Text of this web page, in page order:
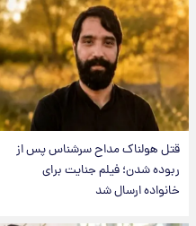
قتل هولناک مداح سرشناس پس از
ربوده شدن؛ فیلم جنایت برای
خانواده ارسال شد